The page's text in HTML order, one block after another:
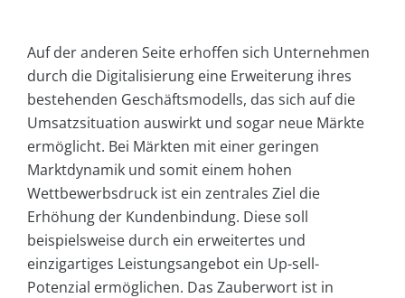
Auf der anderen Seite erhoffen sich Unternehmen
durch die Digitalisierung eine Erweiterung ihres
bestehenden Geschäftsmodells, das sich auf die
Umsatzsituation auswirkt und sogar neue Märkte
ermöglicht. Bei Märkten mit einer geringen
Marktdynamik und somit einem hohen
Wettbewerbsdruck ist ein zentrales Ziel die
Erhöhung der Kundenbindung. Diese soll
beispielsweise durch ein erweitertes und
einzigartiges Leistungsangebot ein Up-sell-
Potenzial ermöglichen. Das Zauberwort ist in